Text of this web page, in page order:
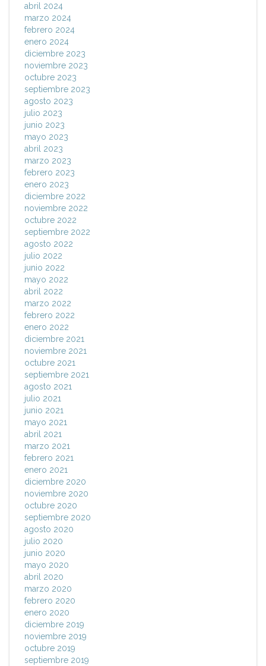
abril 2024
marzo 2024
febrero 2024
enero 2024
diciembre 2023
noviembre 2023
octubre 2023
septiembre 2023
agosto 2023
julio 2023
junio 2023
mayo 2023
abril 2023
marzo 2023
febrero 2023
enero 2023
diciembre 2022
noviembre 2022
octubre 2022
septiembre 2022
agosto 2022
julio 2022
junio 2022
mayo 2022
abril 2022
marzo 2022
febrero 2022
enero 2022
diciembre 2021
noviembre 2021
octubre 2021
septiembre 2021
agosto 2021
julio 2021
junio 2021
mayo 2021
abril 2021
marzo 2021
febrero 2021
enero 2021
diciembre 2020
noviembre 2020
octubre 2020
septiembre 2020
agosto 2020
julio 2020
junio 2020
mayo 2020
abril 2020
marzo 2020
febrero 2020
enero 2020
diciembre 2019
noviembre 2019
octubre 2019
septiembre 2019